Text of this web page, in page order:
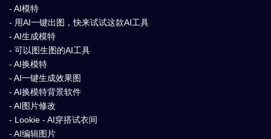
- AI模特
- 用AI一键出图，快来试试这款AI工具
- AI生成模特
- 可以图生图的AI工具
- AI换模特
- AI一键生成效果图
- AI换模特背景软件
- AI图片修改
- Lookie - AI穿搭试衣间
- AI编辑图片